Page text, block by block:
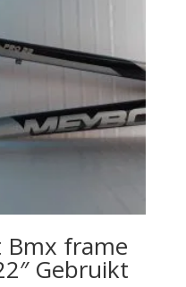
Bmx frame
Gebruikt